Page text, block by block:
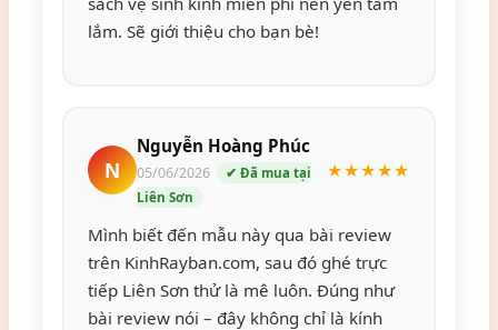
lắm. Sẽ giới thiệu cho bạn bè!
N
Nguyễn Hoàng Phúc
05/06/2026
✔ Đã mua tại
Liên Sơn
★★★★★
Mình biết đến mẫu này qua bài review
trên KinhRayban.com, sau đó ghé trực
tiếp Liên Sơn thử là mê luôn. Đúng như
bài review nói – đây không chỉ là kính